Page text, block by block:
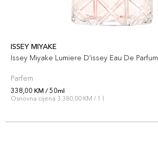
ISSEY MIYAKE
Issey Miyake Lumiere D'issey Eau De Parfum
Parfem
338,00 KM / 50ml
Osnovna cijena 3.380,00 KM / 1 l